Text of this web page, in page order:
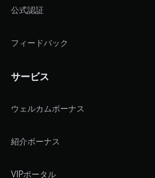
公式認証
フィードバック
サービス
ウェルカムボーナス
紹介ボーナス
VIPポータル